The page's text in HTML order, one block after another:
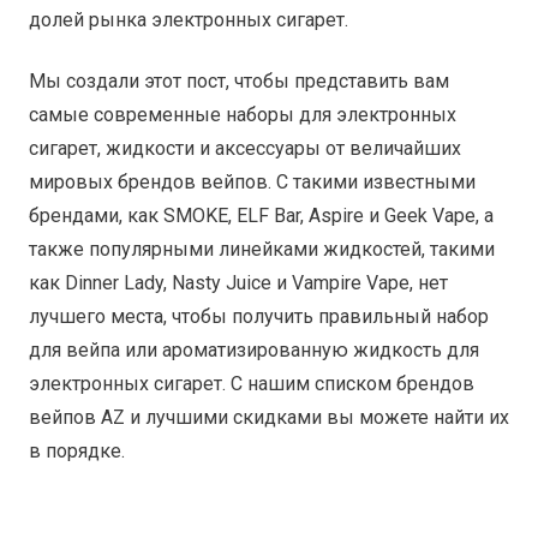
долей рынка электронных сигарет.
Мы создали этот пост, чтобы представить вам
самые современные наборы для электронных
сигарет, жидкости и аксессуары от величайших
мировых брендов вейпов. С такими известными
брендами, как SMOKE, ELF Bar, Aspire и Geek Vape, а
также популярными линейками жидкостей, такими
как Dinner Lady, Nasty Juice и Vampire Vape, нет
лучшего места, чтобы получить правильный набор
для вейпа или ароматизированную жидкость для
электронных сигарет. С нашим списком брендов
вейпов AZ и лучшими скидками вы можете найти их
в порядке.